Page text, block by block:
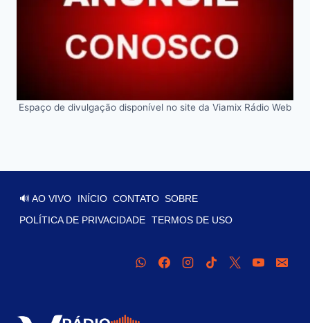
Espaço de divulgação disponível no site da Viamix Rádio Web
🔊 AO VIVO INÍCIO CONTATO SOBRE
POLÍTICA DE PRIVACIDADE TERMOS DE USO